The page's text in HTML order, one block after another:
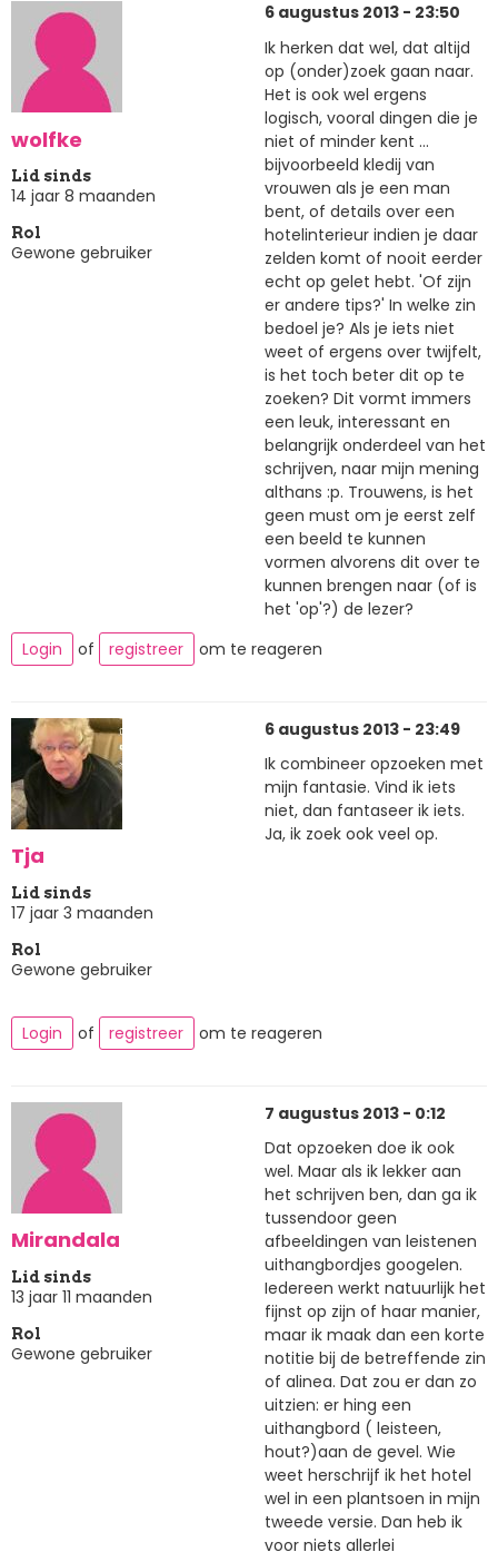
wolfke
Lid sinds
14 jaar 8 maanden
Rol
Gewone gebruiker
6 augustus 2013 - 23:50
Ik herken dat wel, dat altijd
op (onder)zoek gaan naar.
Het is ook wel ergens
logisch, vooral dingen die je
niet of minder kent ...
bijvoorbeeld kledij van
vrouwen als je een man
bent, of details over een
hotelinterieur indien je daar
zelden komt of nooit eerder
echt op gelet hebt. 'Of zijn
er andere tips?' In welke zin
bedoel je? Als je iets niet
weet of ergens over twijfelt,
is het toch beter dit op te
zoeken? Dit vormt immers
een leuk, interessant en
belangrijk onderdeel van het
schrijven, naar mijn mening
althans :p. Trouwens, is het
geen must om je eerst zelf
een beeld te kunnen
vormen alvorens dit over te
kunnen brengen naar (of is
het 'op'?) de lezer?
Login
of registreer om te reageren
Tja
Lid sinds
17 jaar 3 maanden
Rol
Gewone gebruiker
6 augustus 2013 - 23:49
Ik combineer opzoeken met
mijn fantasie. Vind ik iets
niet, dan fantaseer ik iets.
Ja, ik zoek ook veel op.
Login of registreer om te reageren
Mirandala
Lid sinds
13 jaar 11 maanden
Rol
Gewone gebruiker
7 augustus 2013 - 0:12
Dat opzoeken doe ik ook
wel. Maar als ik lekker aan
het schrijven ben, dan ga ik
tussendoor geen
afbeeldingen van leistenen
uithangbordjes googelen.
Iedereen werkt natuurlijk het
fijnst op zijn of haar manier,
maar ik maak dan een korte
notitie bij de betreffende zin
of alinea. Dat zou er dan zo
uitzien: er hing een
uithangbord ( leisteen,
hout?)aan de gevel. Wie
weet herschrijf ik het hotel
wel in een plantsoen in mijn
tweede versie. Dan heb ik
voor niets allerlei